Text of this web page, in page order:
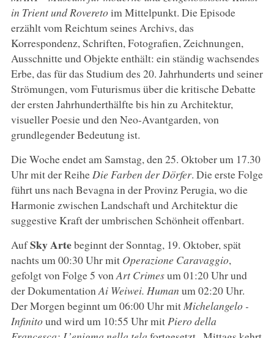
in Trient und Roveretoim Mittelpunkt. Die Episode
erzählt vom Reichtum seines Archivs, das
Korrespondenz, Schriften, Fotografien, Zeichnungen,
Ausschnitte und Objekte enthält: ein ständig wachsendes
Erbe, das für das Studium des 20. Jahrhunderts und seiner
Strömungen, vom Futurismus über die kritische Debatte
der ersten Jahrhunderthälfte bis hin zu Architektur,
visueller Poesie und den Neo-Avantgarden, von
grundlegender Bedeutung ist.
Die Woche endet am Samstag, den 25. Oktober um 17.30
Uhr mit der Reihe Die Farben der Dörfer. Die erste Folge
führt uns nach Bevagna in der Provinz Perugia, wo die
Harmonie zwischen Landschaft und Architektur die
suggestive Kraft der umbrischen Schönheit offenbart.
AufSky Artebeginnt der Sonntag, 19. Oktober, spät
nachts um 00:30 Uhr mit Operazione Caravaggio,
gefolgt von Folge 5 von Art Crimesum 01:20 Uhr und
der Dokumentation Ai Weiwei. Human um 02:20 Uhr.
Der Morgen beginnt um 06:00 Uhr mit Michelangelo -
Infinitound wird um 10:55 Uhr mit Piero della